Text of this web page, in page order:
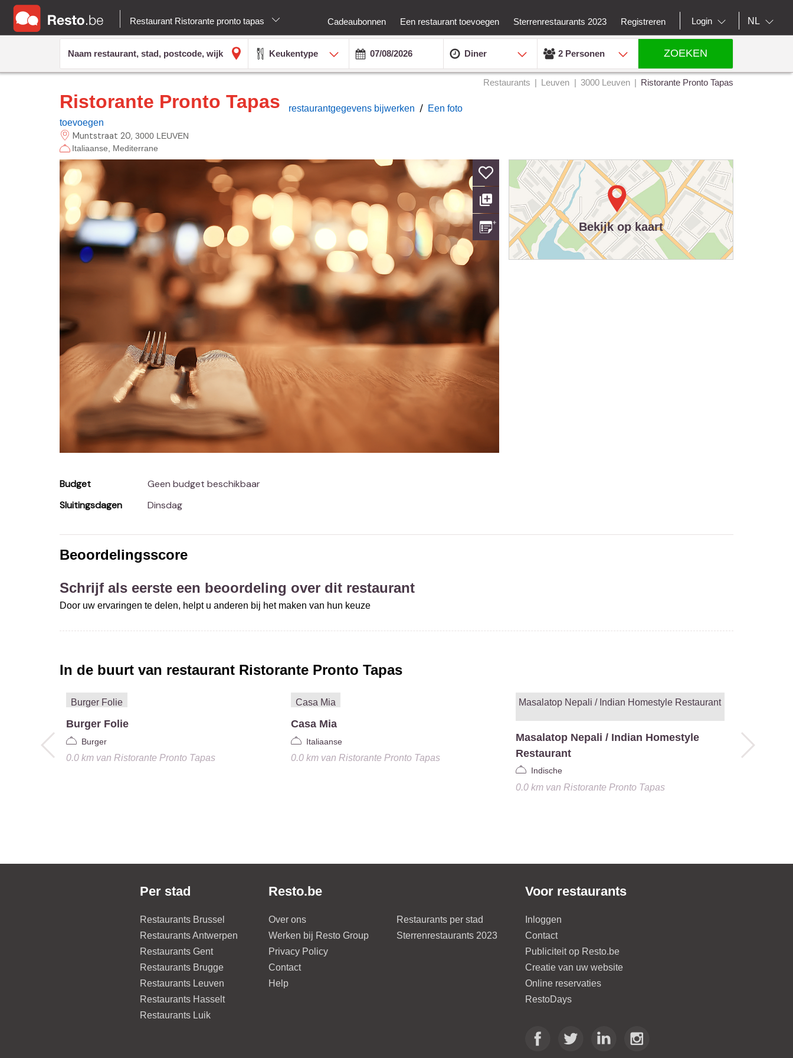
Restaurant Ristorante pronto tapas Cadeaubonnen Een restaurant toevoegen Sterrenrestaurants 2023 Registreren Login NL
Keukentype Diner 2 Personen ZOEKEN
Restaurants Leuven 3000 Leuven Ristorante Pronto Tapas
Ristorante Pronto Tapas restaurantgegevens bijwerken / Een foto
toevoegen
Muntstraat 20 3000 LEUVEN
Italiaanse
Mediterrane
Budget
Geen budget beschikbaar
Sluitingsdagen
Dinsdag
Bekijk op kaart
Beoordelingsscore
Schrijf als eerste een beoordeling over dit restaurant
Door uw ervaringen te delen, helpt u anderen bij het maken van hun keuze
In de buurt van restaurant Ristorante Pronto Tapas
Burger Folie
Burger
0.0 kmvan Ristorante Pronto Tapas
Casa Mia
Italiaanse
0.0 kmvan Ristorante Pronto Tapas
Masalatop Nepali / Indian Homestyle
Restaurant
Indische
0.0 kmvan Ristorante Pronto Tapas
0.0 km
Per stad
Restaurants Brussel
Restaurants Antwerpen
Restaurants Gent
Restaurants Brugge
Restaurants Leuven
Restaurants Hasselt
Restaurants Luik
Resto.be
Over ons
Werken bij Resto Group
Privacy Policy
Contact
Help
Restaurants per stad
Sterrenrestaurants 2023
Voor restaurants
Inloggen
Contact
Publiciteit op Resto.be
Creatie van uw website
Online reservaties
RestoDays